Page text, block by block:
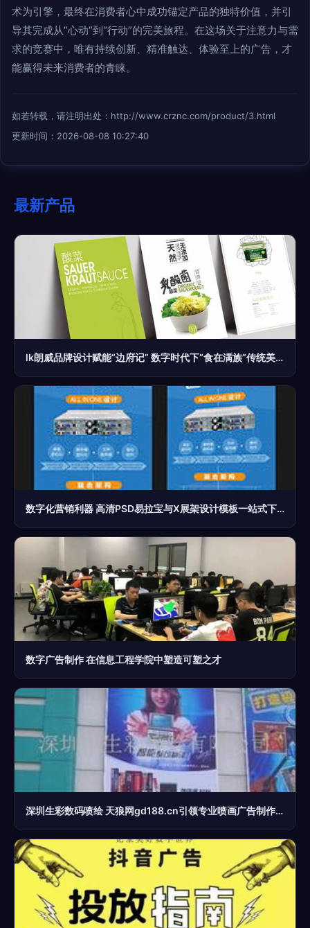
术为引擎，最终在消费者心中成功锚定产品的独特价值，并引
导其完成从“心动”到“行动”的完美旅程。在这场关于注意力与需
求的竞赛中，唯有持续创新、精准触达、体验至上的广告，才
能赢得未来消费者的青睐。
如若转载，请注明出处：http://www.crznc.com/product/3.html
更新时间：2026-08-08 10:27:40
最新产品
lk朗威品牌设计赋能“边府记” 数字时代下“食在满族”传统美食的品牌基因创新与广告表达
数字化营销利器 高清PSD易拉宝与X展架设计模板一站式下载
数字广告制作 在信息工程学院中塑造可塑之才
深圳生彩数码喷绘 天狼网gd188.cn引领专业喷画广告制作服务